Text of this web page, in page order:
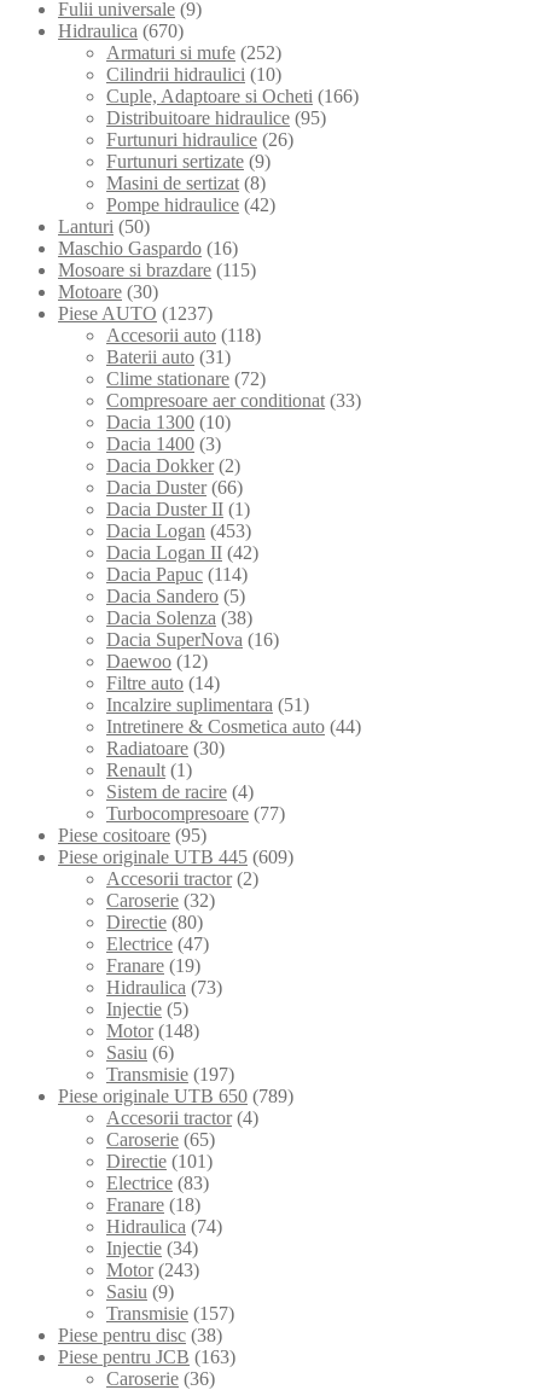
Fulii universale (9)
Hidraulica (670)
Armaturi si mufe (252)
Cilindrii hidraulici (10)
Cuple, Adaptoare si Ocheti (166)
Distribuitoare hidraulice (95)
Furtunuri hidraulice (26)
Furtunuri sertizate (9)
Masini de sertizat (8)
Pompe hidraulice (42)
Lanturi (50)
Maschio Gaspardo (16)
Mosoare si brazdare (115)
Motoare (30)
Piese AUTO (1237)
Accesorii auto (118)
Baterii auto (31)
Clime stationare (72)
Compresoare aer conditionat (33)
Dacia 1300 (10)
Dacia 1400 (3)
Dacia Dokker (2)
Dacia Duster (66)
Dacia Duster II (1)
Dacia Logan (453)
Dacia Logan II (42)
Dacia Papuc (114)
Dacia Sandero (5)
Dacia Solenza (38)
Dacia SuperNova (16)
Daewoo (12)
Filtre auto (14)
Incalzire suplimentara (51)
Intretinere & Cosmetica auto (44)
Radiatoare (30)
Renault (1)
Sistem de racire (4)
Turbocompresoare (77)
Piese cositoare (95)
Piese originale UTB 445 (609)
Accesorii tractor (2)
Caroserie (32)
Directie (80)
Electrice (47)
Franare (19)
Hidraulica (73)
Injectie (5)
Motor (148)
Sasiu (6)
Transmisie (197)
Piese originale UTB 650 (789)
Accesorii tractor (4)
Caroserie (65)
Directie (101)
Electrice (83)
Franare (18)
Hidraulica (74)
Injectie (34)
Motor (243)
Sasiu (9)
Transmisie (157)
Piese pentru disc (38)
Piese pentru JCB (163)
Caroserie (36)